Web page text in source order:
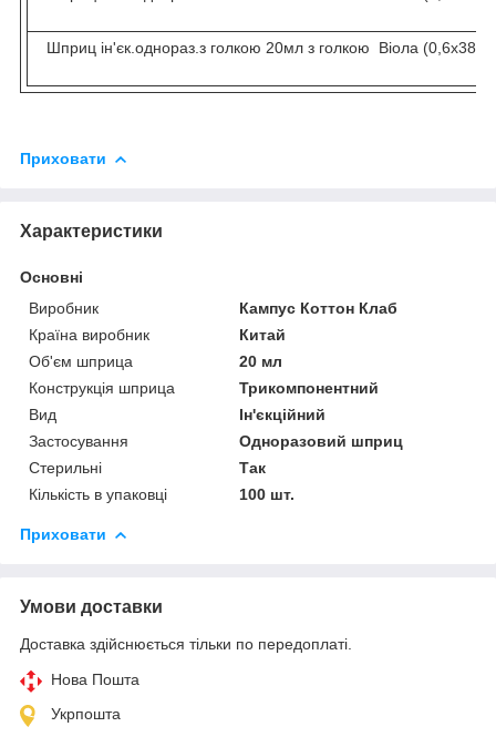
Шприц ін'єк.однораз.з голкою 20мл з голкою Віола
Приховати
Характеристики
Основні
Виробник
Кампус Коттон Клаб
Країна виробник
Китай
Об'єм шприца
20 мл
Конструкція шприца
Трикомпонентний
Вид
Ін'єкційний
Застосування
Одноразовий шприц
Стерильні
Так
Кількість в упаковці
100 шт.
Приховати
Умови доставки
Доставка здійснюється тільки по передоплаті.
Нова Пошта
Укрпошта